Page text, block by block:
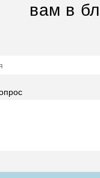
вам в